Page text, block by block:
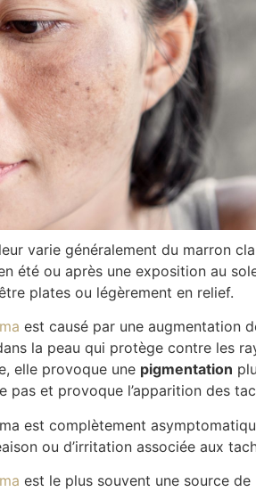
varie généralement du marron
été ou après une exposition au
plates ou légèrement en relief.
est causé par une augmentation
la peau qui protège contre les
elle provoque une pigmentation
pas et provoque l’apparition des
est complètement
ou d’irritation associée aux
est le plus souvent une source